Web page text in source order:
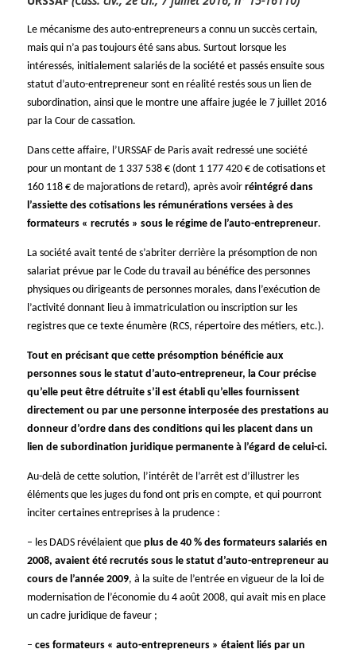
Le mécanisme des auto-entrepreneurs a connu un succès certain,
mais qui n’a pas toujours été sans abus. Surtout lorsque les
intéressés, initialement salariés de la société et passés ensuite sous
statut d’auto-entrepreneur sont en réalité restés sous un lien de
subordination, ainsi que le montre une affaire jugée le 7 juillet 2016
par la Cour de cassation.
Dans cette affaire, l’URSSAF de Paris avait redressé une société
pour un montant de 1 337 538 € (dont 1 177 420 € de cotisations et
160 118 € de majorations de retard), après avoir réintégré dans
l’assiette des cotisations les rémunérations versées à des
formateurs « recrutés » sous le régime de l’auto-entrepreneur.
La société avait tenté de s’abriter derrière la présomption de non
salariat prévue par le Code du travail au bénéfice des personnes
physiques ou dirigeants de personnes morales, dans l’exécution de
l’activité donnant lieu à immatriculation ou inscription sur les
registres que ce texte énumère (RCS, répertoire des métiers, etc.).
Tout en précisant que cette présomption bénéficie aux
personnes sous le statut d’auto-entrepreneur, la Cour précise
qu’elle peut être détruite s’il est établi qu’elles fournissent
directement ou par une personne interposée des prestations au
donneur d’ordre dans des conditions qui les placent dans un
lien de subordination juridique permanente à l’égard de celui-ci.
Au-delà de cette solution, l’intérêt de l’arrêt est d’illustrer les
éléments que les juges du fond ont pris en compte, et qui pourront
inciter certaines entreprises à la prudence :
– les DADS révélaient que plus de 40 % des formateurs salariés en
2008, avaient été recrutés sous le statut d’auto-entrepreneur au
cours de l’année 2009, à la suite de l’entrée en vigueur de la loi de
modernisation de l’économie du 4 août 2008, qui avait mis en place
un cadre juridique de faveur ;
– ces formateurs « auto-entrepreneurs » étaient liés par un